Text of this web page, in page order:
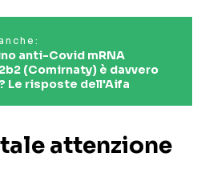
anti-Covid mRNA
(Comirnaty) è davvero
Le risposte dell'Aifa
attenzione